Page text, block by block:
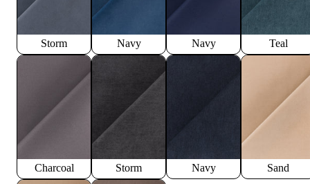
Storm Navy Navy Teal
Charcoal Storm Navy Sand